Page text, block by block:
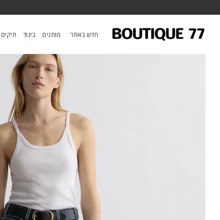
חדש באתר מותגים ביגוד תיקים
ראשי / ביגוד / חולצות טי וגופיות / גופיה Loretta